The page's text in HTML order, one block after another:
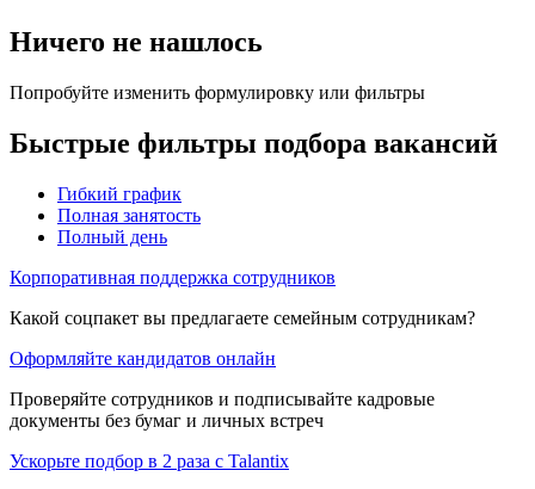
Ничего не нашлось
Попробуйте изменить формулировку или фильтры
Быстрые фильтры подбора вакансий
Гибкий график
Полная занятость
Полный день
Корпоративная поддержка сотрудников
Какой соцпакет вы предлагаете семейным сотрудникам?
Оформляйте кандидатов онлайн
Проверяйте сотрудников и подписывайте кадровые
документы без бумаг и личных встреч
Ускорьте подбор в 2 раза с Talantix